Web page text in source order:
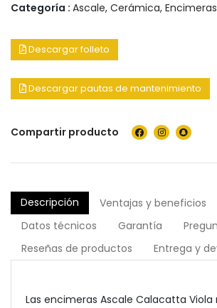
Categoría : Ascale, Cerámica,
Descargar folleto
Descargar pautas de mantenimiento
Compartir producto
Descripción
Ventajas y beneficios
Datos técnicos
Garantía
Reseñas de productos
Entrega y
Las encimeras Ascale Calacatta Viola